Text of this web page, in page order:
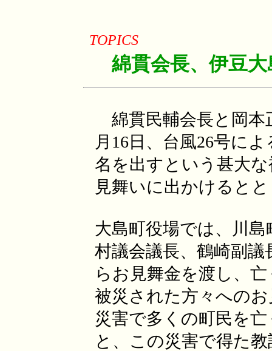
TOPICS
綿貫会長、伊豆
綿貫民輔会長と岡本
月16日、台風26号に
名を出すという甚大
見舞いに出かけると
大島町役場では、川
村議会議長、鶴崎副
らお見舞金を渡し、
被災された方々への
災害で多くの町民を
と、この災害で得た